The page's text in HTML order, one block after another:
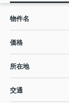
物件名
価格
所在地
交通